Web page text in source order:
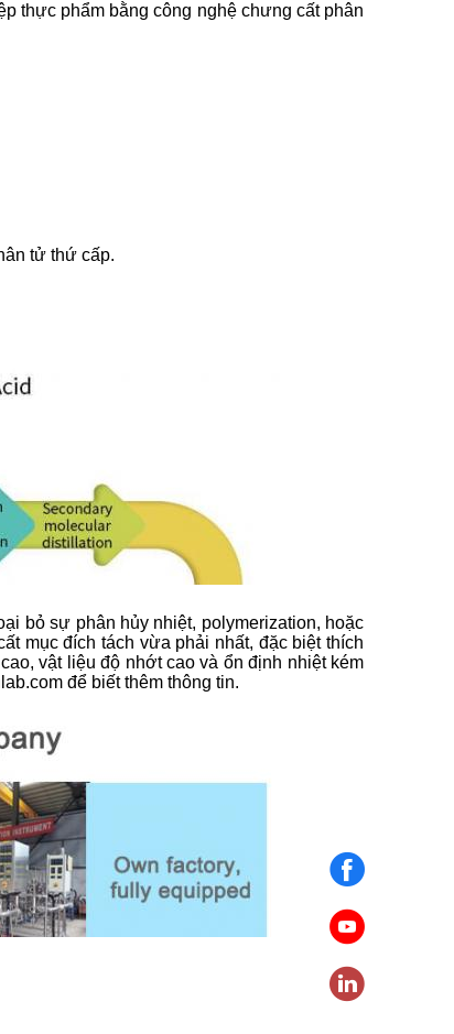
thực phẩm bằng công nghệ chưng cất phân
tử thứ cấp.
bỏ sự phân hủy nhiệt, polymerization, hoặc
mục đích tách vừa phải nhất, đặc biệt thích
vật liệu độ nhớt cao và ổn định nhiệt kém
để biết thêm thông tin.